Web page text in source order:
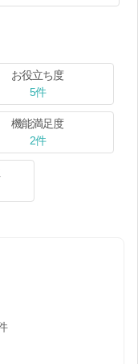
お役立ち度
5件
機能満足度
2件